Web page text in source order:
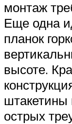
монтаж
Еще одна
планок
высоте.
острых